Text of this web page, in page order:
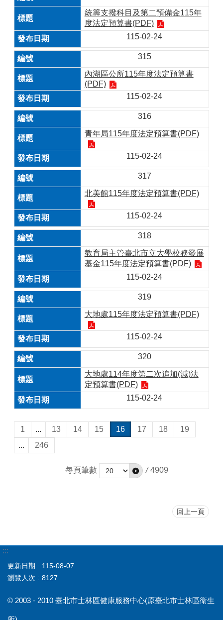
統籌支撥科目及第二預備金115年
度法定預算書(PDF)
115-02-24
315
內湖區公所115年度法定預算書
(PDF)
115-02-24
316
青年局115年度法定預算書(PDF)
115-02-24
317
北美館115年度法定預算書(PDF)
115-02-24
318
教育局主管臺北市立大學校務發展
基金115年度法定預算書(PDF)
115-02-24
319
大地處115年度法定預算書(PDF)
115-02-24
320
大地處114年度第二次追加(減)法
定預算書(PDF)
115-02-24
1 ... 13 14 15 16 17 18
19
...
246
每頁筆數 / 4909
回上一頁
:::
更新日期
115-08-07
瀏覽人次
8127
© 2003 - 2010 臺北市士林區健康服務中心(原臺北市士林區衛生